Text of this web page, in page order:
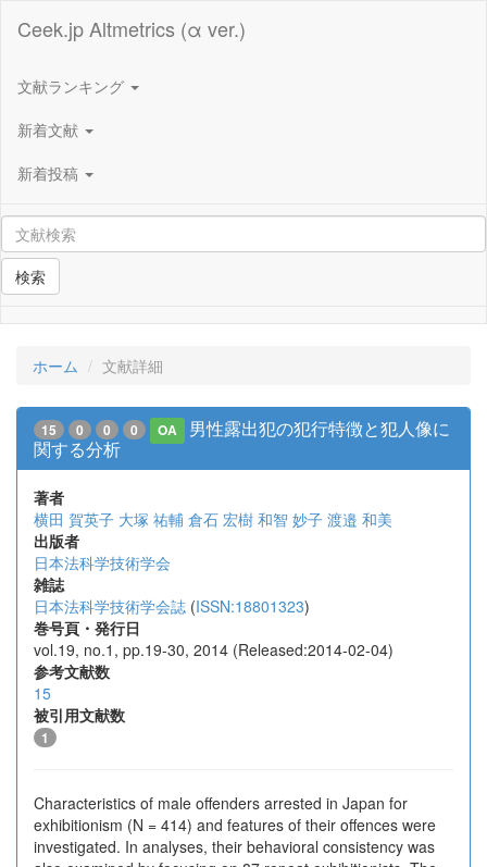
Ceek.jp Altmetrics (α ver.)
文献ランキング
新着文献
新着投稿
検索
ホーム 文献詳細
15 0 0 0 OA
男性露出犯の犯行特徴と犯人像に
関する分析
著者
横田 賀英子 大塚 祐輔 倉石 宏樹 和智 妙子 渡邉 和美
出版者
日本法科学技術学会
雑誌
日本法科学技術学会誌 (ISSN:18801323)
巻号頁・発行日
vol.19, no.1, pp.19-30, 2014 (Released:2014-02-04)
参考文献数
15
被引用文献数
1
Characteristics of male offenders arrested in Japan for
exhibitionism (N = 414) and features of their offences were
investigated. In analyses, their behavioral consistency was